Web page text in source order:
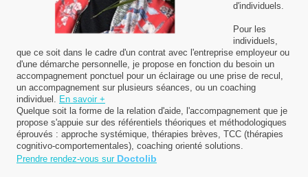
d'individuels.
Pour les
individuels,
que ce soit dans le cadre d'un contrat avec l'entreprise employeur ou
d'une démarche personnelle, je propose en fonction du besoin un
accompagnement ponctuel pour un éclairage ou une prise de recul,
un accompagnement sur plusieurs séances, ou un coaching
individuel. En savoir +
Quelque soit la forme de la relation d'aide, l'accompagnement que je
propose s'appuie sur des référentiels théoriques et méthodologiques
éprouvés : approche systémique, thérapies brèves, TCC (thérapies
cognitivo-comportementales), coaching orienté solutions.
Prendre rendez-vous sur Doctolib